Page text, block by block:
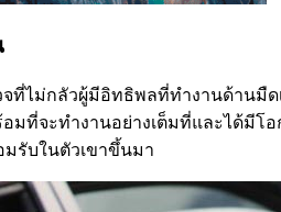
วจที่ไม่กลัวผู้มีอิทธิพลที่ทำงานด้า
จะทำงานอย่างเต็มที่และได้มีโอ
มรับในตัวเขาขึ้นมา